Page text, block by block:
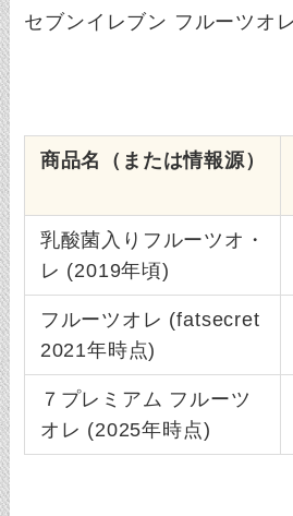
セブンイレブン フルーツオ
商品名（または情報源）
乳酸菌入りフルーツオ・
レ (2019年頃)
フルーツオレ (fatsecret
2021年時点)
７プレミアム フルーツ
オレ (2025年時点)